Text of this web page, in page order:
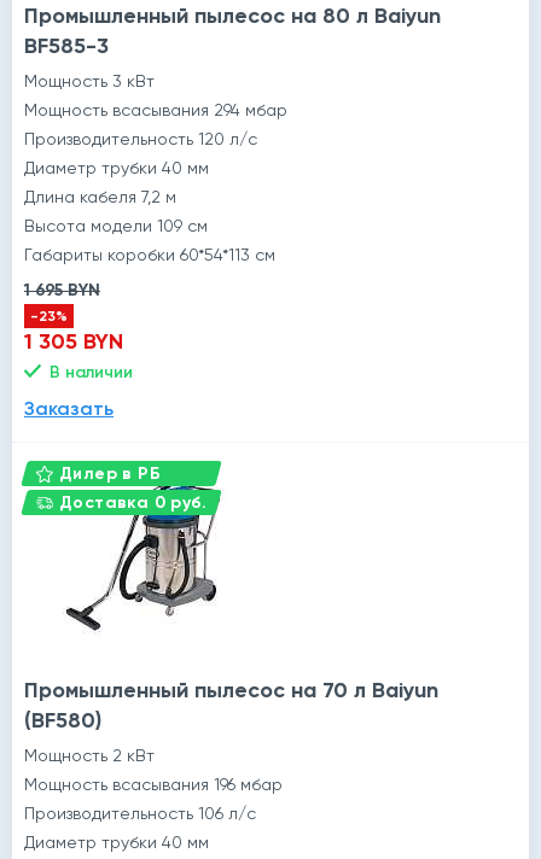
Промышленный пылесос на 80 л Baiyun
BF585-3
Мощность 3 кВт
Мощность всасывания 294 мбар
Производительность 120 л/с
Диаметр трубки 40 мм
Длина кабеля 7,2 м
Высота модели 109 см
Габариты коробки 60*54*113 см
1 695 BYN
-23%
1 305 BYN
В наличии
Заказать
Дилер в РБ
Доставка 0 руб.
Промышленный пылесос на 70 л Baiyun
(BF580)
Мощность 2 кВт
Мощность всасывания 196 мбар
Производительность 106 л/с
Диаметр трубки 40 мм